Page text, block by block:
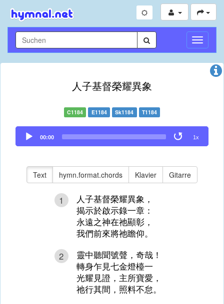
人子基督榮耀異象
C1184 E1184 Sk1184 T1184
Audio
Player
00:00 1x
Text hymn.format.chords Klavier Gitarre
1
人子基督榮耀異象，
揭示於啟示錄一章：
永遠之神在祂顯彰，
我們前來將祂瞻仰。
2
靈中聽聞號聲，奇哉！
轉身乍見七金燈檯一
光耀見證，主所寶愛，
祂行其間，照料不怠。